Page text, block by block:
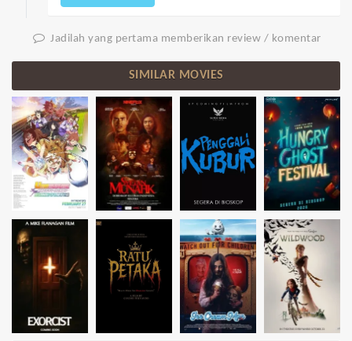
Jadilah yang pertama memberikan review / komentar
SIMILAR MOVIES